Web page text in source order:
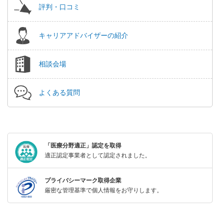
評判・口コミ
キャリアアドバイザーの紹介
相談会場
よくある質問
「医療分野適正」認定を取得
適正認定事業者として認定されました。
プライバシーマーク取得企業
厳密な管理基準で個人情報をお守りします。